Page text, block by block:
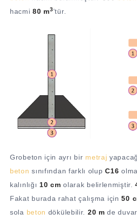
hacmi80 m3’tür.
Grobeton için ayrı bir metraj
beton sınıfından farklı olupC16
kalınlığı 10 cm olarak belirlenmiştir.
Fakat burada rahat çalışma için50
sola beton dökülebilir. 20 m de